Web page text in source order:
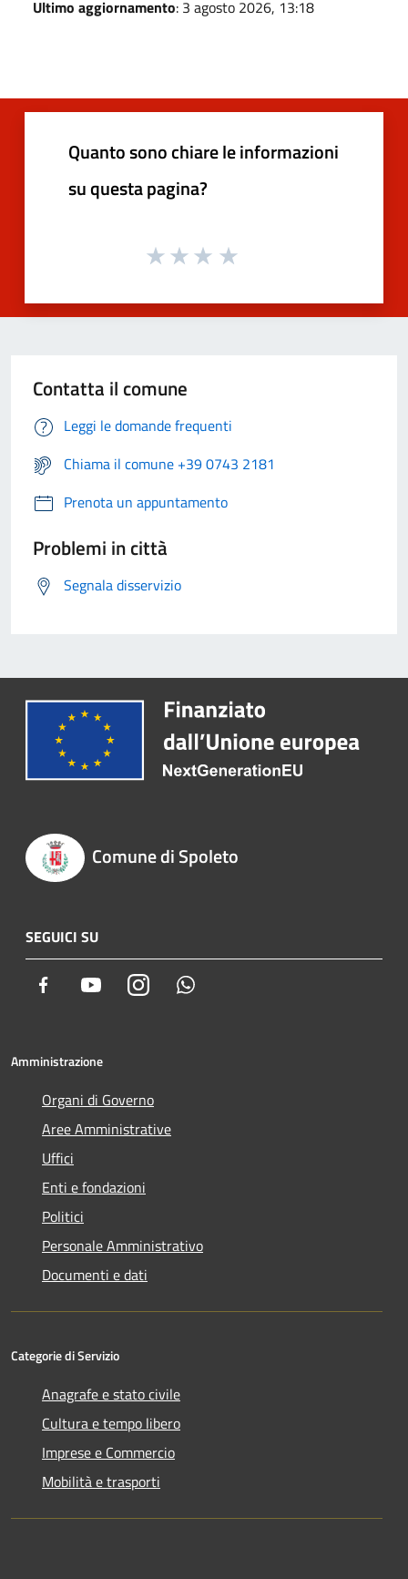
Ultimo aggiornamento: 3 agosto 2026, 13:18
Quanto sono chiare le informazioni
su questa pagina?
Contatta il comune
Leggi le domande frequenti
Chiama il comune +39 0743 2181
Prenota un appuntamento
Problemi in città
Segnala disservizio
Comune di Spoleto
SEGUICI SU
Facebook YoutubeInstagram
Amministrazione
Organi di Governo
Aree Amministrative
Uffici
Enti e fondazioni
Politici
Personale Amministrativo
Documenti e dati
Categorie di Servizio
Anagrafe e stato civile
Cultura e tempo libero
Imprese e Commercio
Mobilità e trasporti